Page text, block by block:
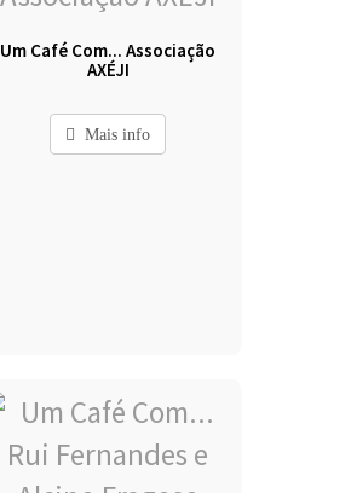
Um Café Com... Associação
AXÉJI
Mais info